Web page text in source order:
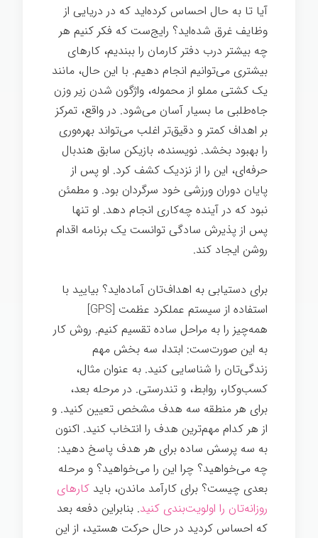
آیا تا به حال احساس کرده‌اید که در دریایی از
وظایف غرق شده‌اید؟ رایج‌ست که فکر کنیم هر
چه بیشتر درب دفتر کارمان را ببندیم، کارهای
بیشتری می‌توانیم انجام دهیم. با این حال، مانند
یک کشتی مملو از محموله، واژگون شدن زیر وزن
جاه‌طلبی ما بسیار آسان می‌شود. در واقع، تمرکز
بر اهداف کمتر و دقیق‌تر اغلب می‌تواند بهره‌وری
را بهبود بخشد. نویسنده، بازیکن سابق هندبال
حرفه‌ای، این را از نزدیک کشف کرد. او پس از
پایان دوران ورزشی خود سرگردان بود. و مطمئن
نبود که در آینده چه‌کاری انجام دهد. او تنها
پس از پذیرش سادگی توانست یک برنامه اقدام
روشن ایجاد کند.
برای دستیابی به اهداف‌تان آماده‌اید؟ بیایید با
استفاده از سیستم عملکرد عظمت [GPS]
همه‌چیز را به مراحل ساده تقسیم کنیم. روش کار
به این صورت‌ست: ابتدا، سه بخش مهم
زندگی‌تان را شناسایی کنید. به عنوان مثال،
کسب‌وکار، روابط، و تندرستی. در مرحله بعد،
برای هر منطقه سه هدف مشخص تعیین کنید. و
از هر کدام مهم‌ترین هدف را انتخاب کنید. اکنون
به سه پرسش ساده برای هر هدف پاسخ دهید:
چه می‌خواهید؟ چرا این را می‌خواهید؟ و مرحله
بعدی چیست؟ برای کارآمد ماندن، باید کارهای
روزانه‌تان را اولویت‌بندی کنید. بنابراین دفعه بعد
که احساس کردید در حال حرکت هستید، از این